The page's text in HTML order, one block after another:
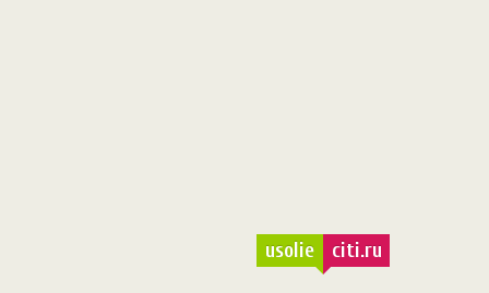
usolie citi.ru